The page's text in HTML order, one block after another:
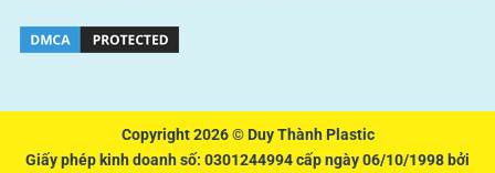
Copyright 2026 ©Duy Thành Plastic
Giấy phép kinh doanh số: 0301244994 cấp ngày 06/10/1998 bởi